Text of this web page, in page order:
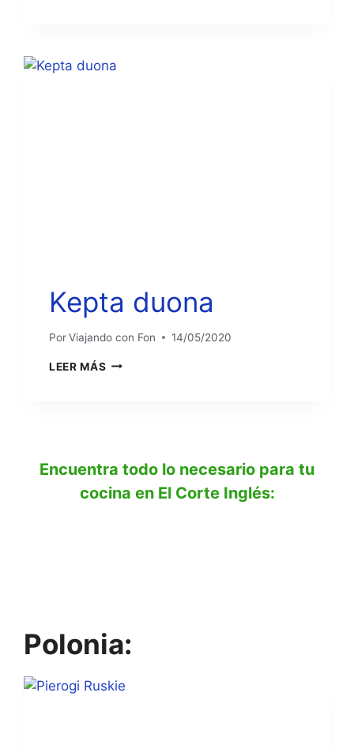
Kepta duona
PorViajando con Fon 14/05/2020
LEER MÁS KEPTA
Encuentra todo lo necesario para tu
cocina en El Corte Inglés:
Polonia: